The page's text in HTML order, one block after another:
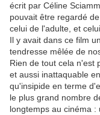
écrit par Céline
pouvait être regardé
celui de l'adulte, et
Il y avait dans ce film
tendresse mêlée de
Rien de tout cela n'est
et aussi inattaquable
qu'insipide en terme
le plus grand nombre
longtemps au cinéma